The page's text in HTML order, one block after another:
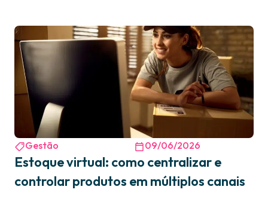
Gestão 09/06/2026
Estoque virtual: como centralizar e
controlar produtos em múltiplos canais